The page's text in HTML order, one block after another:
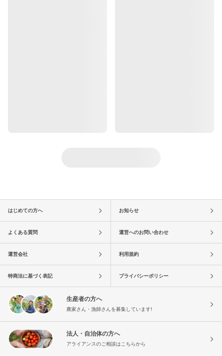
はじめての方へ お知らせ
よくある質問 運営へのお問い合わせ
運営会社 利用規約
特商法に基づく表記 プライバシーポリシー
生産者の方へ
農家さん・漁師さんを募集しています!
法人・自治体の方へ
アライアンスのご相談はこちらから